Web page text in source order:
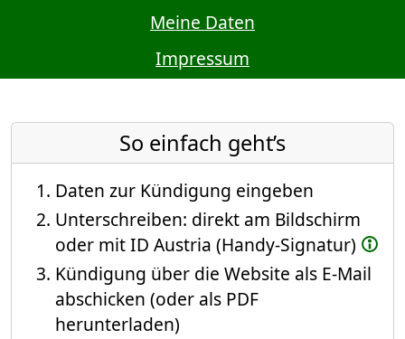
Meine Daten
Impressum
So einfach geht’s
Daten zur Kündigung eingeben
Unterschreiben: direkt am Bildschirm
oder mit ID Austria (Handy-Signatur)
Kündigung über die Website als E-Mail
abschicken (oder als PDF
herunterladen)